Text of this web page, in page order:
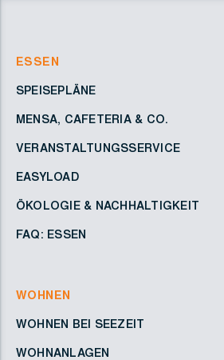
ESSEN
SPEISEPLÄNE
MENSA, CAFETERIA & CO.
VERANSTALTUNGSSERVICE
EASYLOAD
ÖKOLOGIE & NACHHALTIGKEIT
FAQ: ESSEN
WOHNEN
WOHNEN BEI SEEZEIT
WOHNANLAGEN